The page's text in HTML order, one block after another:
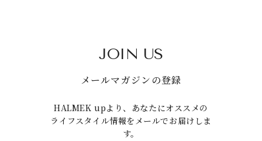
JOIN US
メールマガジンの登録
HALMEK upより、あなたにオススメの
ライフスタイル情報をメールでお届けしま
す。